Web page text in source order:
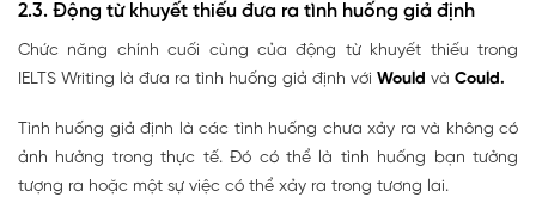
2.3. Động từ khuyết thiếu đưa ra tình huống giả định
Chức năng chính cuối cùng của động từ khuyết thiếu trong
IELTS Writing là đưa ra tình huống giả định với Would và Could.
Tình huống giả định là các tình huống chưa xảy ra và không có
ảnh hưởng trong thực tế. Đó có thể là tình huống bạn tưởng
tượng ra hoặc một sự việc có thể xảy ra trong tương lai.